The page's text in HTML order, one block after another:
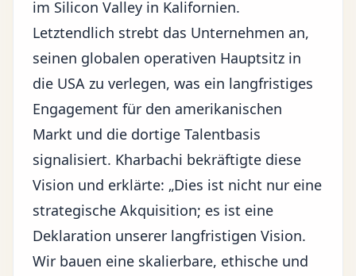
im Silicon Valley in Kalifornien.
Letztendlich strebt das Unternehmen an,
seinen globalen operativen Hauptsitz in
die USA zu verlegen, was ein langfristiges
Engagement für den amerikanischen
Markt und die dortige Talentbasis
signalisiert. Kharbachi bekräftigte diese
Vision und erklärte: „Dies ist nicht nur eine
strategische Akquisition; es ist eine
Deklaration unserer langfristigen Vision.
Wir bauen eine skalierbare, ethische und